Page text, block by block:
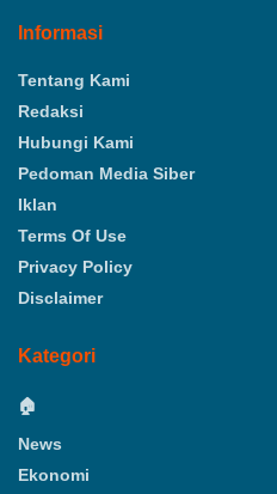
Informasi
Tentang Kami
Redaksi
Hubungi Kami
Pedoman Media Siber
Iklan
Terms Of Use
Privacy Policy
Disclaimer
Kategori
🏠
News
Ekonomi